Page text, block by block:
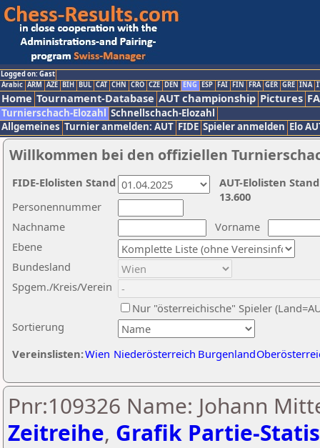
Logged on: Gast
Arabic ARM AZE BIH BUL CAT CHN CRO CZE DEN ENG ESP FAI FIN FRA GER GRE INA
Home Tournament-Database AUT championship Pictures
Turnierschach-Elozahl Schnellschach-Elozahl
Allgemeines Turnier anmelden: AUT FIDE Spieler anmelden Elo
Willkommen bei den offiziellen
Nachname
Vorname
Ebene
Sortierung
Personennummer
Bundesland
Spgem./Kreis/Verein
Nur "österreichische" Spieler
Vereinslisten:Wien Niederösterreich Burgenland
AUT-Elolisten
13.600
FIDE-Elolisten Stand
Pnr:109326 Name: Johann
Zeitreihe, Grafik Partie-